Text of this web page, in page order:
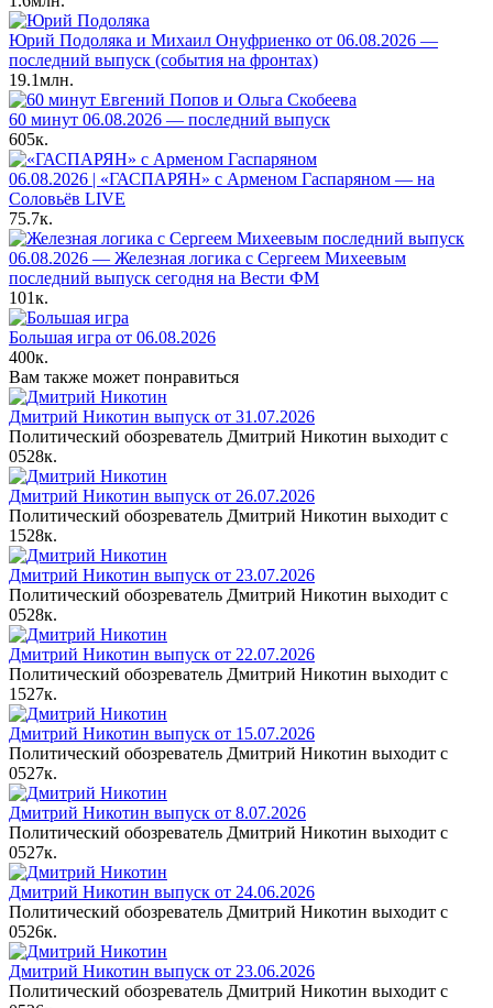
Юрий Подоляка и Михаил Онуфриенко от 06.08.2026 —
последний выпуск (события на фронтах)
19.1млн.
60 минут 06.08.2026 — последний выпуск
605к.
06.08.2026 | «ГАСПАРЯН» с Арменом Гаспаряном — на
Соловьёв LIVE
75.7к.
06.08.2026 — Железная логика с Сергеем Михеевым
последний выпуск сегодня на Вести ФМ
101к.
Большая игра от 06.08.2026
400к.
Вам также может понравиться
Дмитрий Никотин выпуск от 31.07.2026
Политический обозреватель Дмитрий Никотин выходит с
0528к.
Дмитрий Никотин выпуск от 26.07.2026
Политический обозреватель Дмитрий Никотин выходит с
1 528к.
Дмитрий Никотин выпуск от 23.07.2026
Политический обозреватель Дмитрий Никотин выходит с
0528к.
Дмитрий Никотин выпуск от 22.07.2026
Политический обозреватель Дмитрий Никотин выходит с
1 527к.
Дмитрий Никотин выпуск от 15.07.2026
Политический обозреватель Дмитрий Никотин выходит с
0527к.
Дмитрий Никотин выпуск от 8.07.2026
Политический обозреватель Дмитрий Никотин выходит с
0527к.
Дмитрий Никотин выпуск от 24.06.2026
Политический обозреватель Дмитрий Никотин выходит с
0526к.
Дмитрий Никотин выпуск от 23.06.2026
Политический обозреватель Дмитрий Никотин выходит с